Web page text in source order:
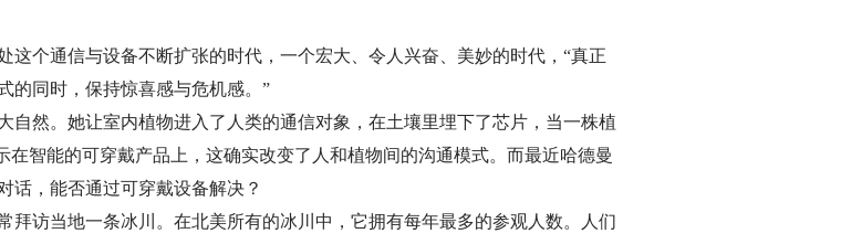
个通信与设备不断扩张的时代，一个宏大、令人兴奋、美妙的时代，“真正
的同时，保持惊喜感与危机感。”
自然。她让室内植物进入了人类的通信对象，在土壤里埋下了芯片，当一株植
智能的可穿戴产品上，这确实改变了人和植物间的沟通模式。而最近哈德曼
话，能否通过可穿戴设备解决？
拜访当地一条冰川。在北美所有的冰川中，它拥有每年最多的参观人数。人们